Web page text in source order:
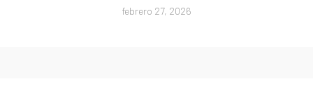
febrero 27, 2026